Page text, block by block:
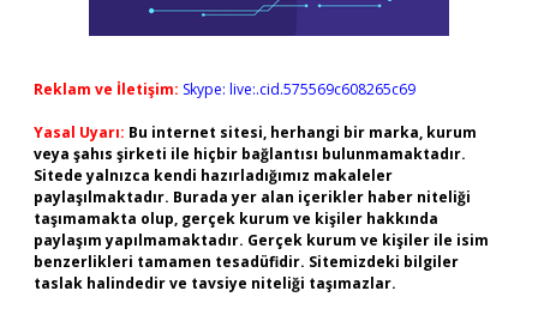
Reklam ve İletişim: Skype: live:.cid.575569c608265c69
Yasal Uyarı: Bu internet sitesi, herhangi bir marka, kurum
veya şahıs şirketi ile hiçbir bağlantısı bulunmamaktadır.
Sitede yalnızca kendi hazırladığımız makaleler
paylaşılmaktadır. Burada yer alan içerikler haber niteliği
taşımamakta olup, gerçek kurum ve kişiler hakkında
paylaşım yapılmamaktadır. Gerçek kurum ve kişiler ile isim
benzerlikleri tamamen tesadüfidir. Sitemizdeki bilgiler
taslak halindedir ve tavsiye niteliği taşımazlar.